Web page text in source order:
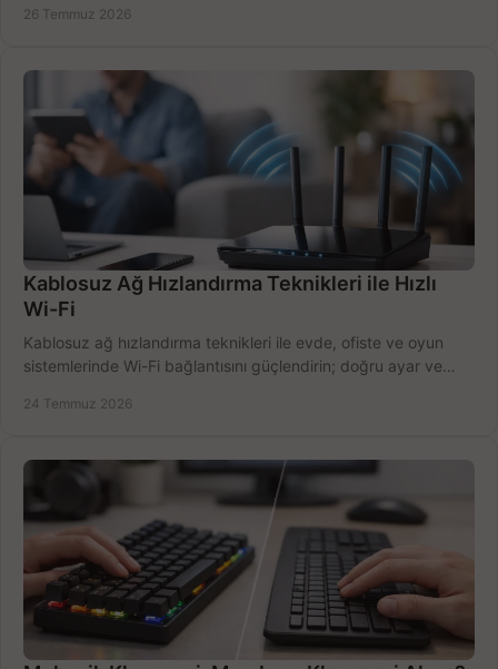
26 Temmuz 2026
Kablosuz Ağ Hızlandırma Teknikleri ile Hızlı
Wi-Fi
Kablosuz ağ hızlandırma teknikleri ile evde, ofiste ve oyun
sistemlerinde Wi-Fi bağlantısını güçlendirin; doğru ayar ve
24 Temmuz 2026